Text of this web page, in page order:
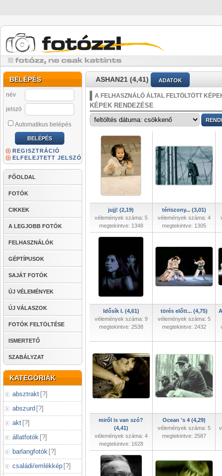
BELÉPÉS
név
jelszó
Automatikus belépés
REGISZTRÁCIÓ
ELFELEJTETT JELSZÓ
FŐOLDAL
FOTÓK
CIKKEK
A LEGJOBB FOTÓK
FELHASZNÁLÓK
GÉPTÍPUSOK
SAJÁT FOTÓK
ÚJ VÉLEMÉNYEK
ÚJ VÁLASZOK
FOTÓK FELTÖLTÉSE
ISMERTETŐ
SZABÁLYZAT
KATEGÓRIÁK
absztrakt [?]
abszurd [?]
akt [?]
állatfotók [?]
barlangfotók [?]
családi/emlékkép [?]
ASHAN21 (4,41) ADATOK
A FELHASZNÁLÓ ÁLTAL FELTÖLTÖTT
KÉPEK RENDEZÉSE
jujj! (2,19)
vélemények száma: 5
megtekintve: 1348
tériszony... (3,01)
vélemények száma: 4
megtekintve: 1305
Idősík I. (4,61)
vélemények száma: 9
megtekintve: 2538
törés előtt... (4,75)
vélemények száma: 5
megtekintve: 2432
miről is van szó?
(4,41)
vélemények száma: 4
megtekintve: 1628
Ocean 's 4 (4,29)
vélemények száma: 5
megtekintve: 2587